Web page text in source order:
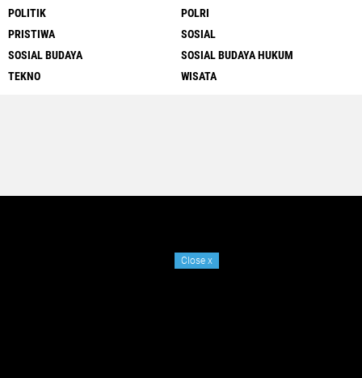
POLITIK
POLRI
PRISTIWA
SOSIAL
SOSIAL BUDAYA
SOSIAL BUDAYA HUKUM
TEKNO
WISATA
Close x